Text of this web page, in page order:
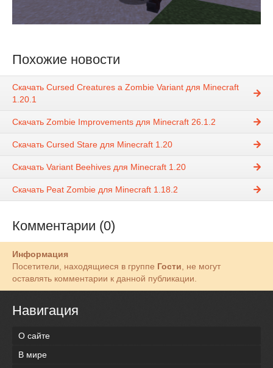
Похожие новости
Скачать Cursed Creatures a Zombie Variant для Minecraft
1.20.1
Скачать Zombie Improvements для Minecraft 26.1.2
Скачать Cursed Stare для Minecraft 1.20
Скачать Variant Beehives для Minecraft 1.20
Скачать Peat Zombie для Minecraft 1.18.2
Комментарии (0)
Информация
Посетители, находящиеся в группе Гости, не могут
оставлять комментарии к данной публикации.
Навигация
О сайте
В мире